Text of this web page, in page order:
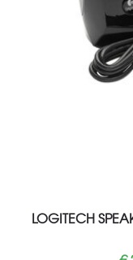
LOGITECH